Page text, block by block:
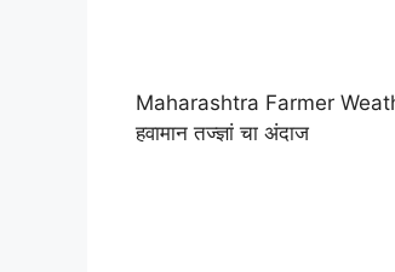
Maharashtra Farmer
हवामान तज्ज्ञां चा अंदाज